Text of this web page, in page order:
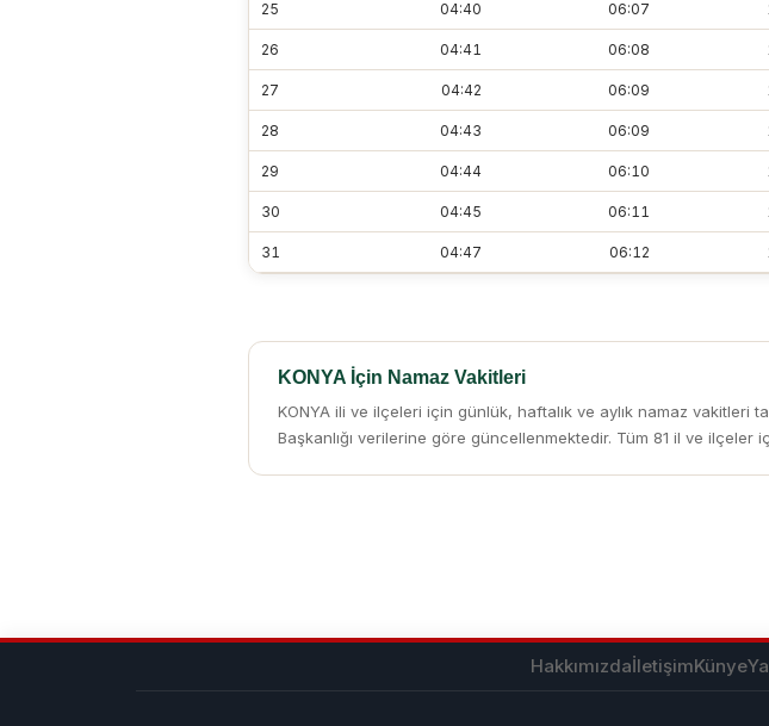
25 04:40 06:07
26 04:41 06:08
27 04:42 06:09
28 04:43 06:09
29 04:44 06:10
30 04:45 06:11
31 04:47 06:12
KONYA İçin Namaz Vakitleri
KONYA ili ve ilçeleri için günlük, haftalık ve aylık namaz vakitleri
Başkanlığı verilerine göre güncellenmektedir. Tüm 81 il ve
HakkımızdaİletişimKünye